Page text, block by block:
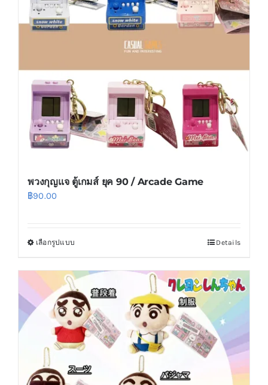
พวงกุญแจ ตู้เกมส์ ยุค 90 / Arcade Game
฿90.00
เลือกรูปแบบ
has
multiple
variants.
The
options
may
be
Details